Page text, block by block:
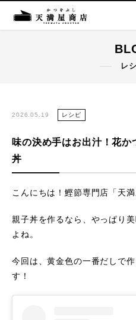
出汁パック
鰹節・削り節
レ
2026.05.19 レシピ
味の決め手はお出汁！花
丼
こんにちは！鰹節専門店「天
親子丼を作るなら、やっぱり
よね。
今回は、黄金色の一番だしで
す！